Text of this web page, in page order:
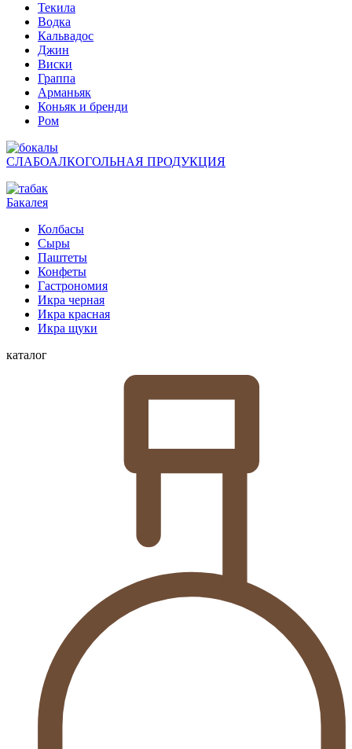
Текила
Водка
Кальвадос
Джин
Виски
Граппа
Арманьяк
Коньяк и бренди
Ром
СЛАБОАЛКОГОЛЬНАЯ ПРОДУКЦИЯ
Бакалея
Колбасы
Сыры
Паштеты
Конфеты
Гастрономия
Икра черная
Икра красная
Икра щуки
каталог